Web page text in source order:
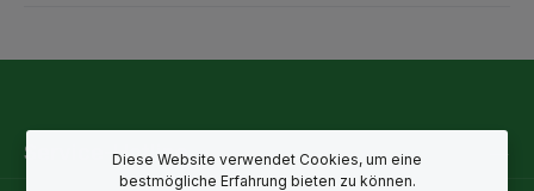
Service-HotlineDiese Website verwendet Cookies, um eine
bestmögliche Erfahrung bieten zu können.